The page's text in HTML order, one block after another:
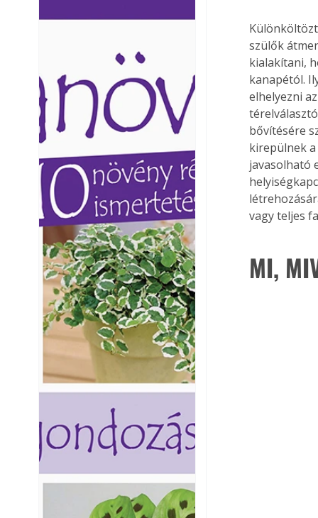
Laptapir kényelmes
mert: – tszülők
kialakítani,
kanapétól.
elhelyezni
bővítésére
kirepülnek
javasolható
vagy teljes
MI,